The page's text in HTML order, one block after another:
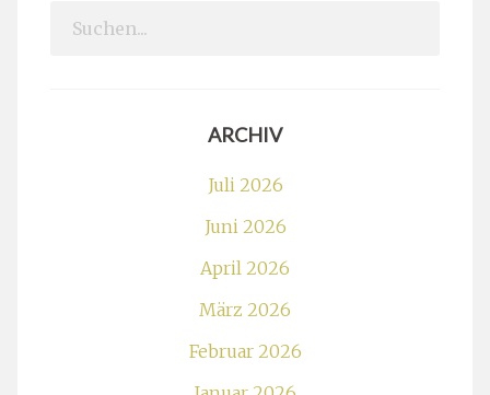
Search
ARCHIV
Juli 2026
Juni 2026
April 2026
März 2026
Februar 2026